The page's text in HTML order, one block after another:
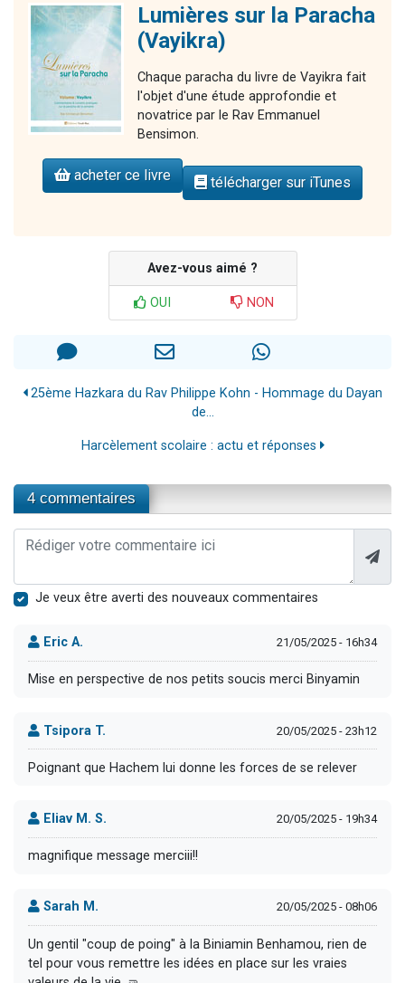
Lumières sur la Paracha
(Vayikra)
Chaque paracha du livre de Vayikra fait
l'objet d'une étude approfondie et
novatrice par le Rav Emmanuel
Bensimon.
acheter ce livre télécharger sur iTunes
Avez-vous aimé ?
OUI NON
25ème Hazkara du Rav Philippe Kohn - Hommage du Dayan
de...
Harcèlement scolaire : actu et réponses
4 commentaires
Je veux être averti des nouveaux commentaires
Eric A. 21/05/2025 - 16h34
Mise en perspective de nos petits soucis merci Binyamin
Tsipora T. 20/05/2025 - 23h12
Poignant que Hachem lui donne les forces de se relever
Eliav M. S. 20/05/2025 - 19h34
magnifique message merciii!!
Sarah M. 20/05/2025 - 08h06
Un gentil "coup de poing" à la Biniamin Benhamou, rien de
tel pour vous remettre les idées en place sur les vraies